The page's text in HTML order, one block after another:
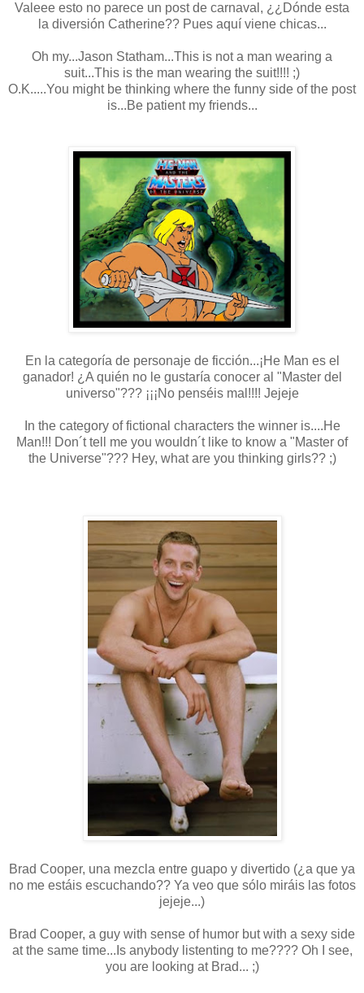
Valeee esto no parece un post de carnaval, ¿¿Dónde esta
la diversión Catherine?? Pues aquí viene chicas...
Oh my...Jason Statham...This is not a man wearing a
suit...This is the man wearing the suit!!!! ;)
O.K.....You might be thinking where the funny side of the post
is...Be patient my friends...
En la categoría de personaje de ficción...¡He Man es el
ganador! ¿A quién no le gustaría conocer al "Master del
universo"??? ¡¡¡No penséis mal!!!! Jejeje
In the category of fictional characters the winner is....He
Man!!! Don´t tell me you wouldn´t like to know a "Master of
the Universe"??? Hey, what are you thinking girls?? ;)
Brad Cooper, una mezcla entre guapo y divertido (¿a que ya
no me estáis escuchando?? Ya veo que sólo miráis las fotos
jejeje...)
Brad Cooper, a guy with sense of humor but with a sexy side
at the same time...Is anybody listenting to me???? Oh I see,
you are looking at Brad... ;)